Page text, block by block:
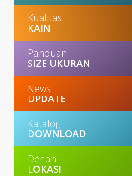
Kualitas
KAIN
Panduan
SIZE UKURAN
News
UPDATE
Katalog
DOWNLOAD
Denah
LOKASI